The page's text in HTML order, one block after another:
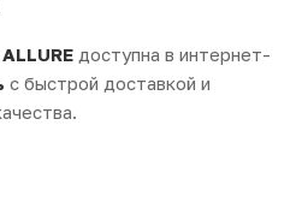
ALLURE доступна в интернет-
с быстрой доставкой и